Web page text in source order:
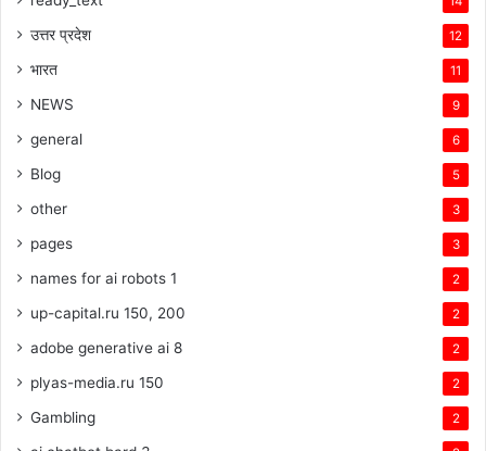
उत्तर प्रदेश 12
भारत 11
NEWS 9
general 6
Blog 5
other 3
pages 3
names for ai robots 1 2
up-capital.ru 150, 200 2
adobe generative ai 8 2
plyas-media.ru 150 2
Gambling 2